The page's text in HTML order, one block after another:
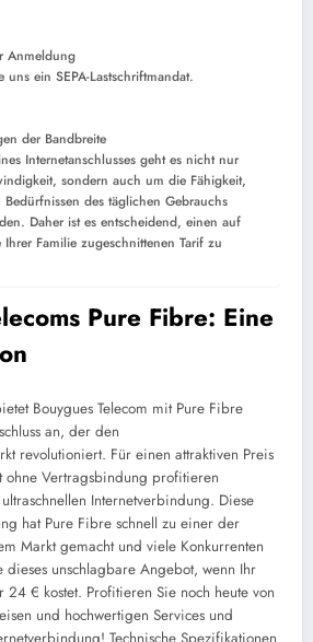
Anmeldung
uns ein SEPA-Lastschriftmandat.
der Bandbreite
Internetanschlusses geht es nicht nur
sondern auch um die Fähigkeit,
des täglichen Gebrauchs
Daher ist es entscheidend, einen auf
Ihrer Familie zugeschnittenen Tarif zu
Pure Fibre: Eine
Bouygues Telecom mit Pure Fibre
an, der den
revolutioniert. Für einen attraktiven Preis
Vertragsbindung profitieren
Internetverbindung. Diese
hat Pure Fibre schnell zu einer der
Markt gemacht und viele Konkurrenten
dieses unschlagbare Angebot, wenn Ihr
24 € kostet. Profitieren Sie noch heute von
und hochwertigen Services und